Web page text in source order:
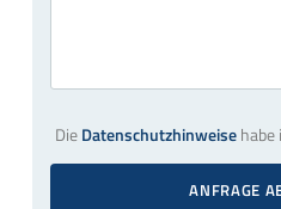
DieDatenschutzhinweise
ANFRAGE